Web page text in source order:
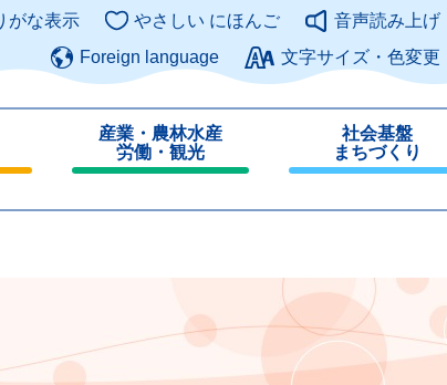
このページの本文へ
がな表示 やさしい にほんご
音声読み上げ
Foreign language
文字サイズ・色変更
産業・農林水産
労働・観光
じ
社会基盤
まちづくり
じ